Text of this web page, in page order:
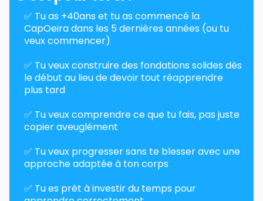
✅ Tu as +40ans et tu as commencé la
CapOeira dans les 5 dernières années (ou tu
veux commencer)
✅ Tu veux construire des fondations solides dès
le début au lieu de devoir tout réapprendre
plus tard
✅ Tu veux comprendre ce que tu fais, pas juste
copier aveuglément
✅ Tu veux progresser sans te blesser avec une
approche adaptée à ton corps
✅ Tu es prêt à investir du temps pour